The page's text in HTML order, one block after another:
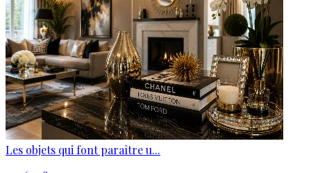
Les objets qui font paraître u...